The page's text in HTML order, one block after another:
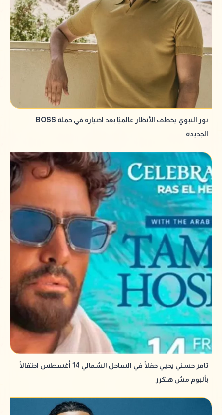
نور النبوي يخطف الأنظار عالميًا بعد اختياره في حملة BOSS
الجديدة
تامر حسني يحيي حفلًا في الساحل الشمالي 14 أغسطس احتفالًا
بألبوم مش هتكرر